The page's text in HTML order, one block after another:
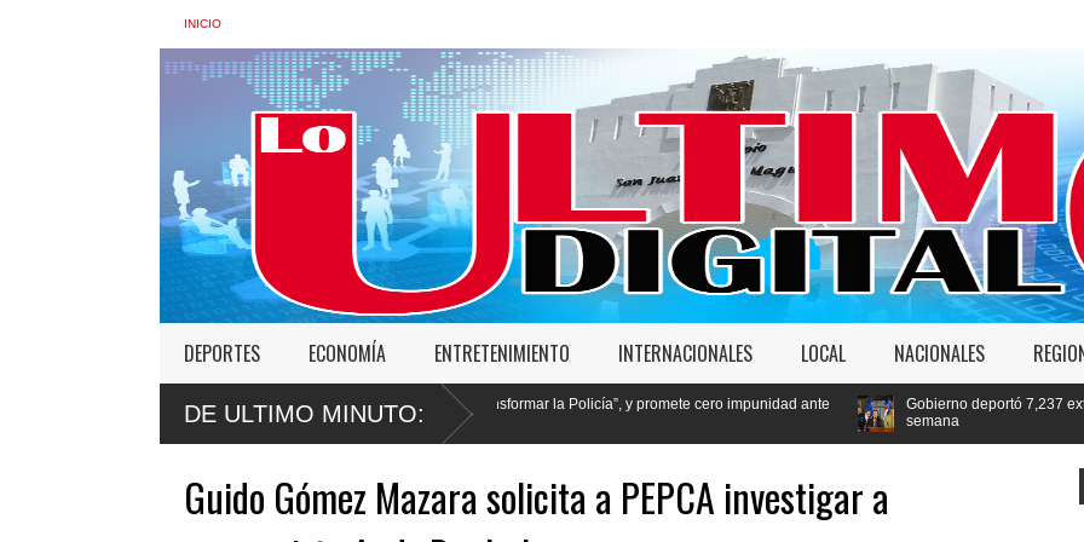
INICIO
DEPORTES ECONOMÍA ENTRETENIMIENTO INTERNACIONALES LOCAL NACIONALES
DE ULTIMO MINUTO:
“No vamos a desistir en nuestro empeño de transformar la Policía”, y promete cero impunidad ante
Gobierno deportó 7,237 extranjeros en
Guido Gómez Mazara solicita a PEPCA investigar a